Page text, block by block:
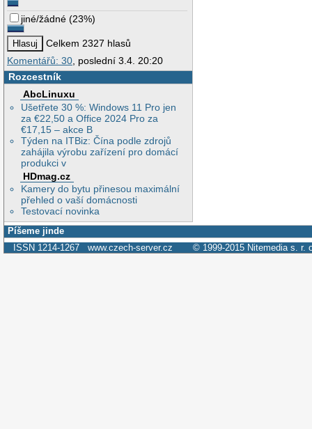
jiné/žádné (23%)
Celkem 2327 hlasů
Komentářů: 30, poslední 3.4. 20:20
Rozcestník
AbcLinuxu
Ušetřete 30 %: Windows 11 Pro jen
za €22,50 a Office 2024 Pro za
€17,15 – akce B
Týden na ITBiz: Čína podle zdrojů
zahájila výrobu zařízení pro domácí
produkci v
HDmag.cz
Kamery do bytu přinesou maximální
přehled o vaší domácnosti
Testovací novinka
Píšeme jinde
ISSN 1214-1267 www.czech-server.cz © 1999-2015 Nitemedia s. r.